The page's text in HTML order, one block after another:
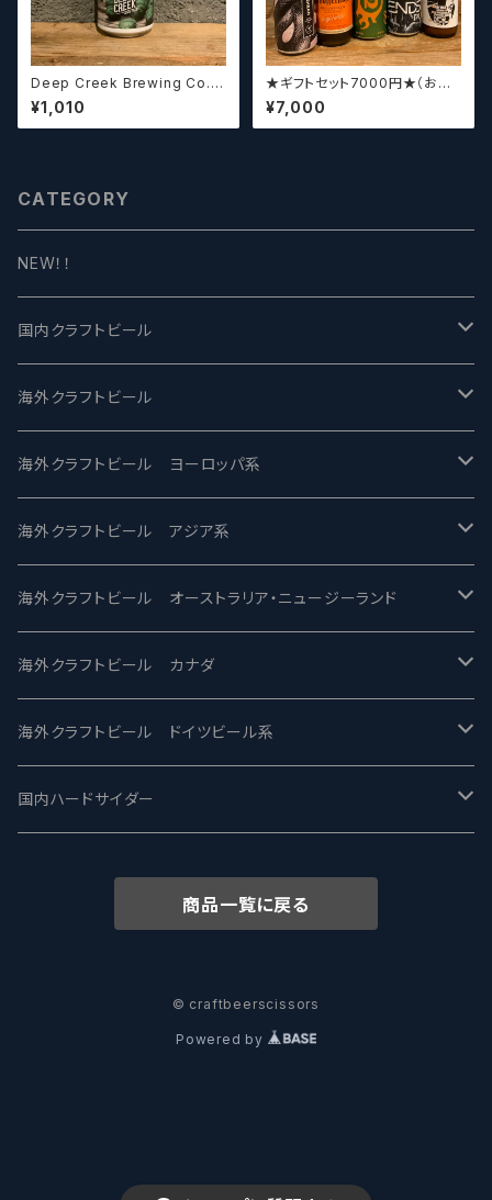
Deep Creek Brewing Co. L
upulin Effect ディープクリ
ーク ルプリン エフェクト
¥1,010
★ギフトセット7000円★（お好
みに合わせて5～8本チョイスさ
せていただきます）【クラフトビー
ル】
¥7,000
CATEGORY
NEW！！
国内クラフトビール
UCHU BREWING -うちゅうブルーイング
バテレ -VERTERE
2nd Story Ale Works -セカンドストーリー
ビアへるん - Beer Hearn
忽布古丹醸造 - HOP KOTAN
ワイマーケットブルーイング Y.Market Brewing
志賀高原ビール - SIGAKOGEN
箕面ビール - MINOH BEER
サンクトガーレン - Sankt Gallen
海外クラフトビール
Modern Times モダンタイムズ
Maui マウイ
Toppling Goliath トップリンゴライアス
Fair State フェアステイト
Lagunitas ラグニタス
FirestoneWalker ファイアストーン
Mikkeller ミッケラー
Hop Nation ホップネーション
海外クラフトビール ヨーロッパ系
UnBarred -アンバード
SAIREN /サイレン
ワイルドチャイルド - Wilde Child
BrewDog Brewery - ブリュードッグ
The Flying Inn / ザ フライイング イン
Lambiek Fabriek - ファブリーク
海外クラフトビール アジア系
gweilo-鬼佬 グウァイロ
Heart Of Darkness - ハートオブダークネス
Carbon brews -カーボン
TAIHU - タイフー
Behemoth - ベヒーモス
海外クラフトビール オーストラリア・ニュージーランド
ROCKY RIDGE - ロッキーリッジ
BODRIGGY BREWING ボッドリッジー
CO-CONSPIRATORS コ・コンスピレーターズ
Deep Creek Brewing Co.
8 Wired エイトワイアード
海外クラフトビール カナダ
Jackie O's ジャッキーオーズ
Westbrook ウェストブルック
Strathcona ストラスコナ
ODIN BREWING オディン
海外クラフトビール ドイツビール系
Karmeliten カーメリテン
Früh フリュー
国内ハードサイダー
商品一覧に戻る
© craftbeerscissors
Powered by